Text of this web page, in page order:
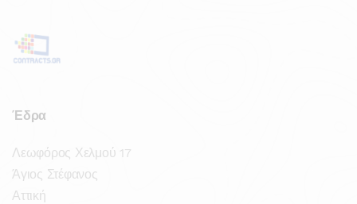
Έδρα
Λεωφόρος Χελμού 17
Άγιος Στέφανος
Αττική